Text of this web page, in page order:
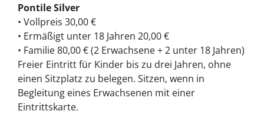
Pontile Silver
• Vollpreis 30,00 €
• Ermäßigt unter 18 Jahren 20,00 €
• Familie 80,00 € (2 Erwachsene + 2 unter 18 Jahren)
Freier Eintritt für Kinder bis zu drei Jahren, ohne
einen Sitzplatz zu belegen. Sitzen, wenn in
Begleitung eines Erwachsenen mit einer
Eintrittskarte.